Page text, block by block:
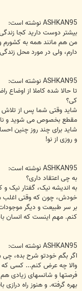
ASHKAN95 نوشته است:
بیشتر دوست دارید کجا زندگی
من هم مانند همه به کشورم
دارم، ولی در مورد محل
ASHKAN95 نوشته است:
تا حالا شده کاملا از اوضاع
کی؟
شاید وقتی شما پس از تلاش
مقطع بخصوص می شوید و
شاید برای چند روز چنین
و روزی از نو!
ASHKAN95 نوشته است:
به چی اعتقاد داری؟
به اندیشه نیک، گفتار نیک
خودش، چون که وقتی اغلب
بر سر طبیعت و دیگر
کنم. مهم اینست که انسان
ASHKAN95 نوشته است:
اگر بگم خودتو شرح بده، چی
والا چه عرض کنم... کسی که
فرصتها و شانسهای زیادی هم
بهره گرفته. و هنوز راه درازی